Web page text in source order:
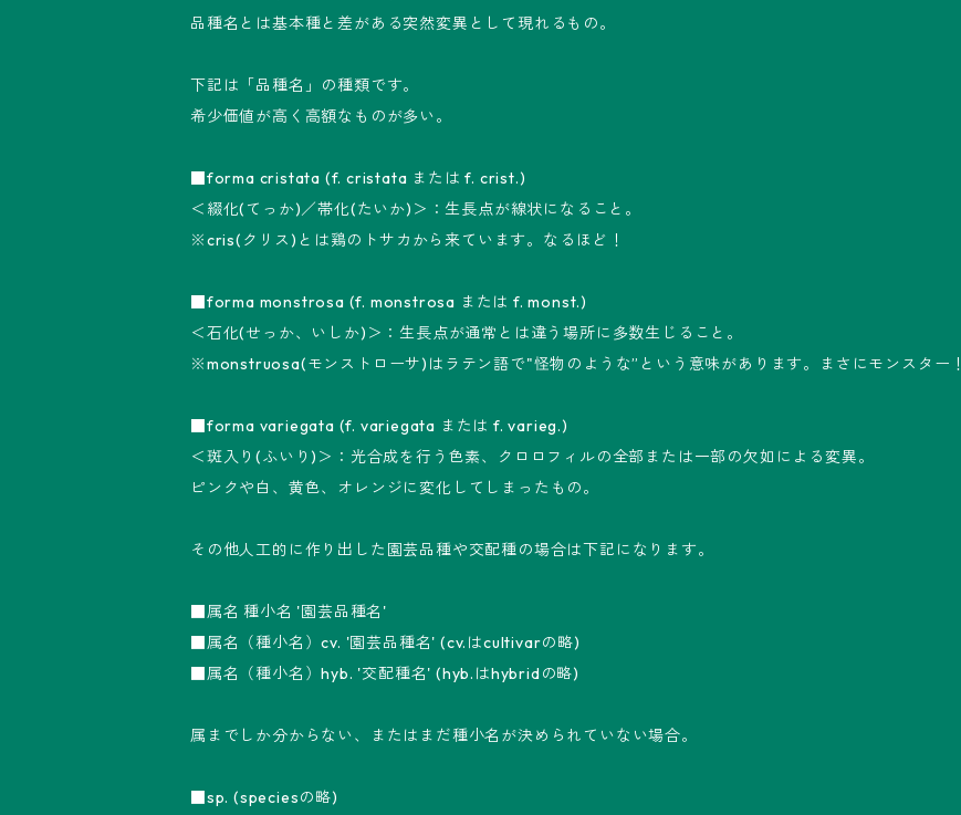
品種名とは基本種と差がある突然変異として現れるもの。
下記は「品種名」の種類です。
希少価値が高く高額なものが多い。
■forma cristata (f. cristata または f. crist.)
＜綴化(てっか)／帯化(たいか)＞：生長点が線状になること。
※cris(クリス)とは鶏のトサカから来ています。なるほど！
■forma monstrosa (f. monstrosa または f. monst.)
＜石化(せっか、いしか)＞：生長点が通常とは違う場所に多数生じること。
※monstruosa(モンストローサ)はラテン語で"怪物のような”という意味があります。まさにモンスター！
■forma variegata (f. variegata または f. varieg.)
＜斑入り(ふいり)＞：光合成を行う色素、クロロフィルの全部または一部の欠如による変異。
ピンクや白、黄色、オレンジに変化してしまったもの。
その他人工的に作り出した園芸品種や交配種の場合は下記になります。
■属名 種小名 '園芸品種名'
■属名（種小名）cv. '園芸品種名' (cv.はcultivarの略)
■属名（種小名）hyb. '交配種名' (hyb.はhybridの略)
属までしか分からない、またはまだ種小名が決められていない場合。
■sp. (speciesの略)